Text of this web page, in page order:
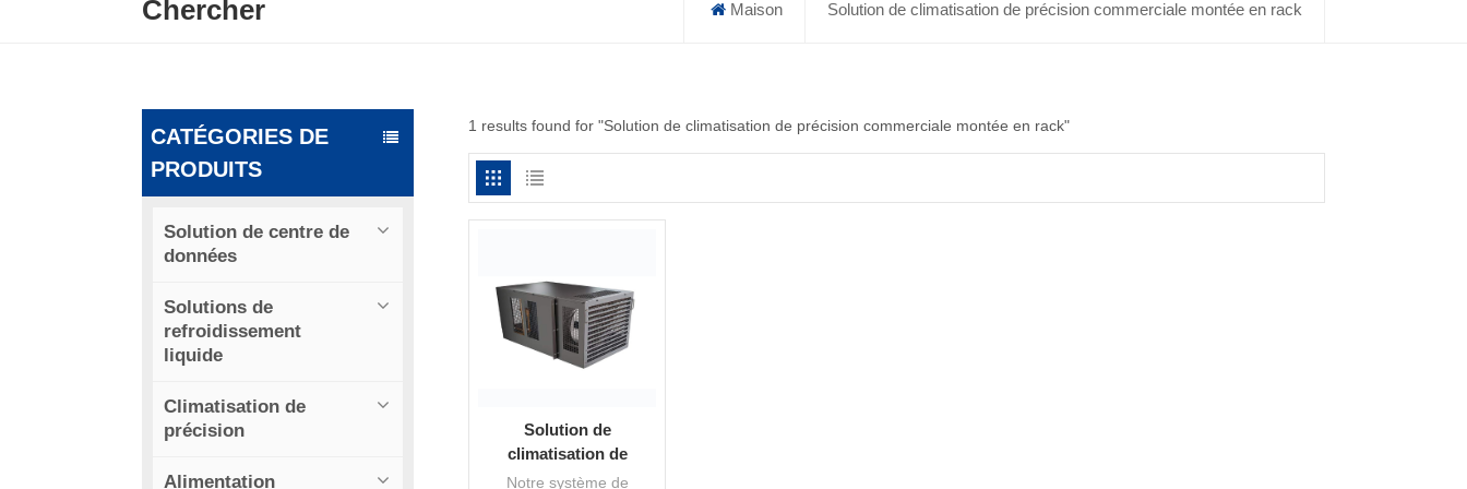
Chercher Maison Solution de climatisation de précision commerciale montée en rack
CATÉGORIES DE
PRODUITS
Solution de centre de
données
Solutions de
refroidissement
liquide
Climatisation de
précision
Alimentation
1 results found for "Solution de climatisation de précision commerciale montée en rack"
Solution de
climatisation de
précision montée en
Notre système de